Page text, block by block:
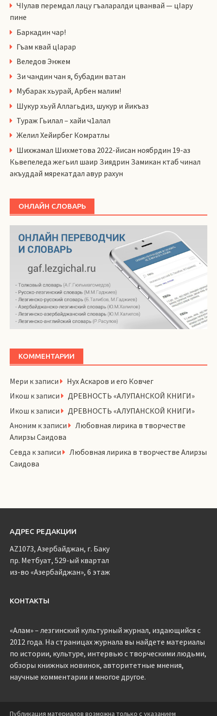
ЧIулав перемдал лацу гъаларалди цванвай — цIару
пине
Баркадин чар!
Гъам квай цlарар
Веледов Энжем
Зи чандин чан я, бубадин ватан
Мубарак хьурай, Арбен малим!
Шукур хьуй Аллагьдиз, шукур и йикъаз
Тураж Гьилал – хайи ч1алал
Желил Хейирбег Комратлы
Шихжамал Шихметова 2022-йисан ноябрдин 19-аз
Кьвепеледа жегьил шаир Зиядрин Замикан ктаб чинал
акъуддай мярекатдал авур рахун
ОНЛАЙН СЛОВАРЬ
КОММЕНТАРИИ
Мери к записи
Нух Аскаров и его Ковчег
Икош к записи
ДРЕВНОСТЬ «АЛУПАНСКОЙ КНИГИ»
Икош к записи
ДРЕВНОСТЬ «АЛУПАНСКОЙ КНИГИ»
Аноним к записи
Любовная лирика в творчестве
Алирзы Саидова
Севда к записи
Любовная лирика в творчестве Алирзы
Саидова
АДРЕС РЕДАКЦИИ
AZ1073, Азербайджан, г. Баку
пр. Метбуат, 529-ый квартал
из-во «Азербайджан», 6 этаж
КОНТАКТЫ
«Алам» – лезгинский культурный журнал, издающийся с
2012 года. На страницах журнала вы найдете материалы
по истории, культуре, интервью с творческими людьми,
обзоры книжных новинок, авторитетные мнения,
научные комментарии и многое другое.
Публикация материалов возможна только с указанием